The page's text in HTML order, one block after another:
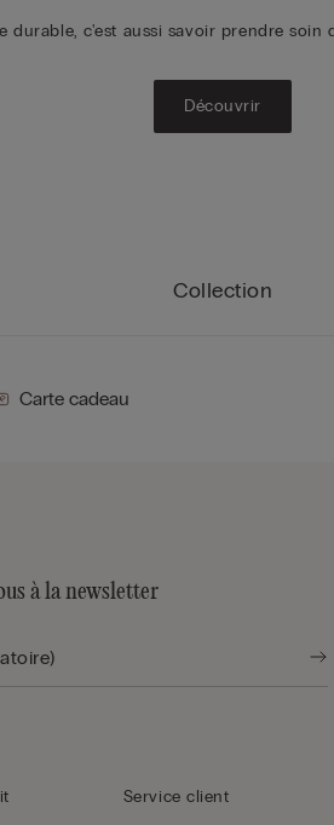
Collection
durable, c'est aussi savoir prendre soin
Découvrir
Carte cadeau
à la newsletter
Service client